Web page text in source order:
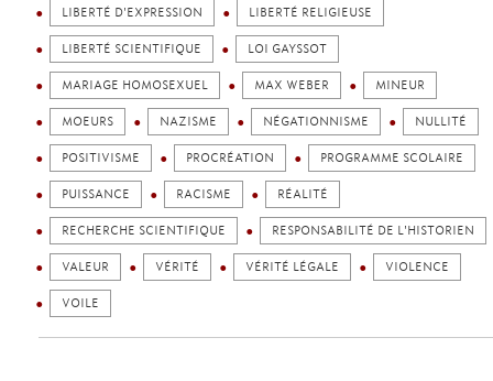
LIBERTÉ D'EXPRESSION LIBERTÉ RELIGIEUSE
LIBERTÉ SCIENTIFIQUE LOI GAYSSOT
MARIAGE HOMOSEXUEL MAX WEBER MINEUR
MOEURS NAZISME NÉGATIONNISME NULLITÉ
POSITIVISME PROCRÉATION PROGRAMME SCOLAIRE
PUISSANCE RACISME RÉALITÉ
RECHERCHE SCIENTIFIQUE RESPONSABILITÉ DE L'HISTORIEN
VALEUR VÉRITÉ VÉRITÉ LÉGALE VIOLENCE
VOILE